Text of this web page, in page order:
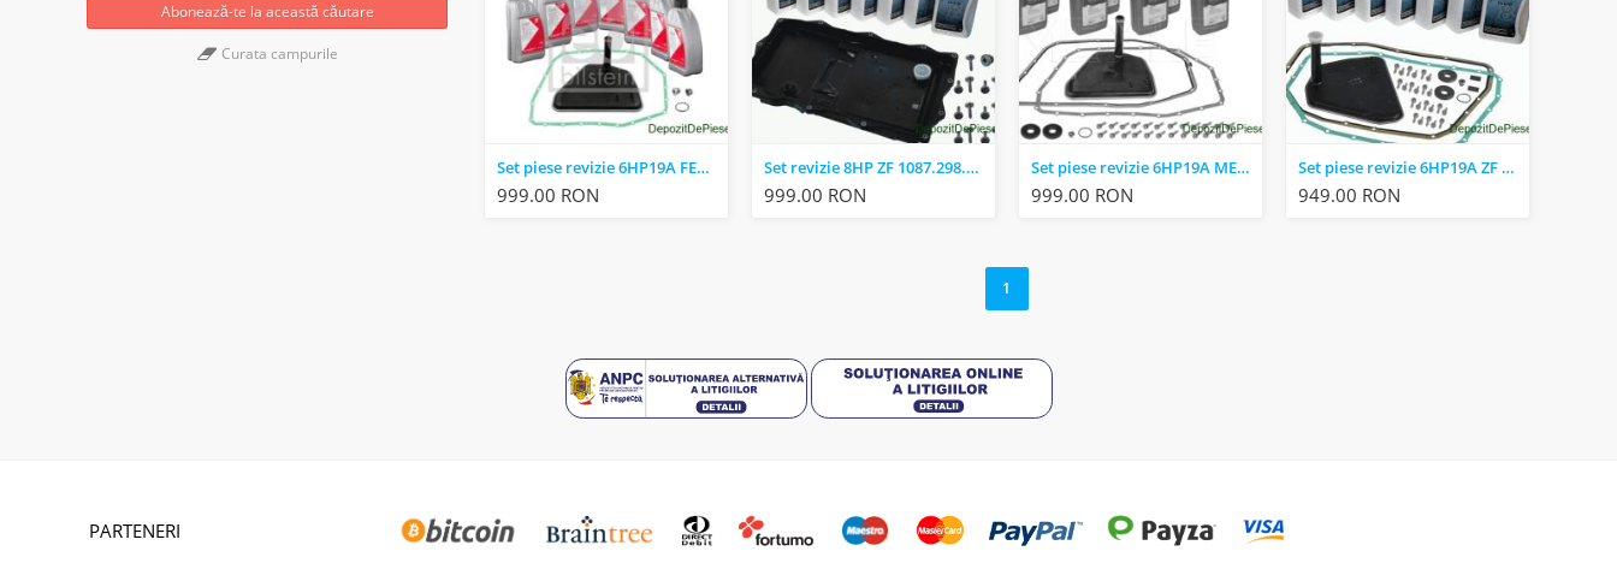
Set piese revizie 6HP19A FEBI 176859 AUDI A4(B7) A6(C6) A4(B6) A8(D3) A6(C6) PHAETON
999.00 RON
Set revizie 8HP ZF 1087.298.365 BMW X5(E70) X6 (E71, E72) 7 (F01, F02, F03, F04) 5 (F07)
999.00 RON
Set piese revizie 6HP19A MEYLE 1001350003 AUDI A4(B7) A6(C6) A4(B6) A8(D3) A6(C6) PHAETON
999.00 RON
Set piese revizie 6HP19A ZF 071.298.027 AUDI A4(B7) A6(C6) A4(B6) A8(D3) A6(C6) PHAETON
949.00 RON
1
Abonează-te la această căutare
Curata campurile
PARTENERI